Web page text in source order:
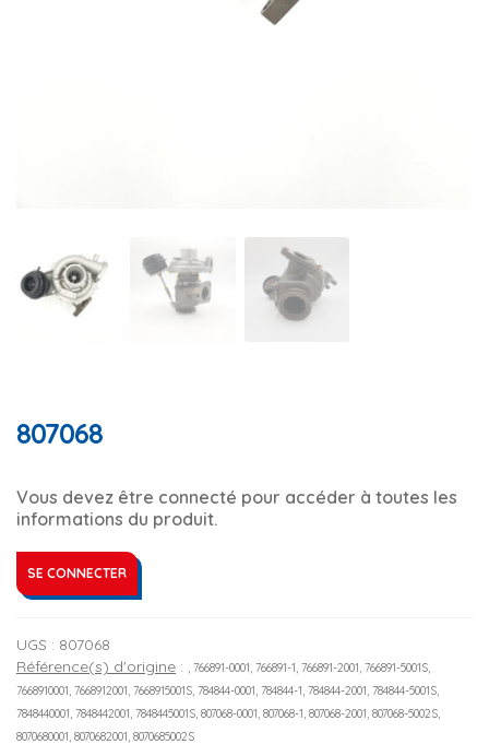
807068
Vous devez être connecté pour accéder à toutes les
informations du produit.
SE CONNECTER
UGS : 807068
Référence(s) d'origine : , 766891-0001, 766891-1, 766891-2001, 766891-5001S,
7668910001, 7668912001, 7668915001S, 784844-0001, 784844-1, 784844-2001, 784844-5001S,
7848440001, 7848442001, 7848445001S, 807068-0001, 807068-1, 807068-2001, 807068-5002S,
8070680001, 8070682001, 8070685002S